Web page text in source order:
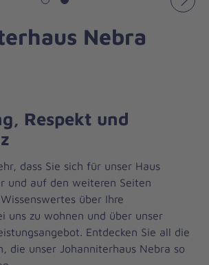
Nebra
Respekt und
dass Sie sich für unser Haus
und auf den weiteren Seiten
über Ihre
uns zu wohnen und über unser
Entdecken Sie all die
die unser Johanniterhaus Nebra so